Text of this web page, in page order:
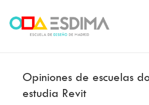
Opiniones de escuelas
estudia Revit